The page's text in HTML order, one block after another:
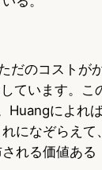
だのコストが
ています。こ
Huangによれ
になぞらえて
れる価値ある